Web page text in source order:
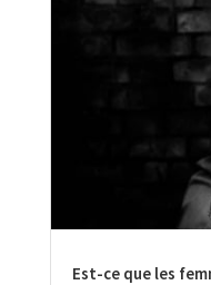
Est-ce que les